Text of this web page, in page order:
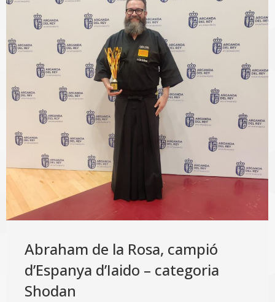
Abraham de la Rosa, campió
d’Espanya d’Iaido – categoria
Shodan